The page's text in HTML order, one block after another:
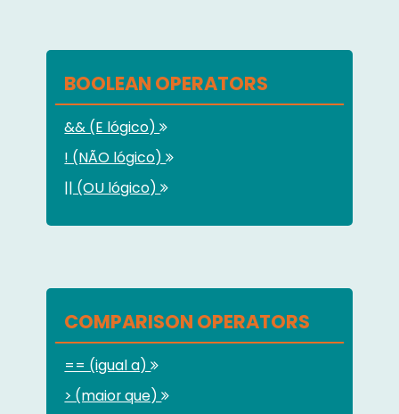
BOOLEAN OPERATORS
&& (E lógico)
! (NÃO lógico)
|| (OU lógico)
COMPARISON OPERATORS
== (igual a)
> (maior que)